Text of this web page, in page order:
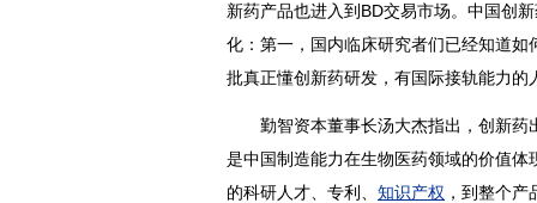
新药产品也进入到BD交易市场。中国创
化：第一，国内临床研究者们已经知道
批真正懂创新药研发，有国际接轨能力的
勤智资本董事长汤大杰指出，创新药
是中国制造能力在生物医药领域的价值
的科研人才、专利、 知识产权 ，到整个